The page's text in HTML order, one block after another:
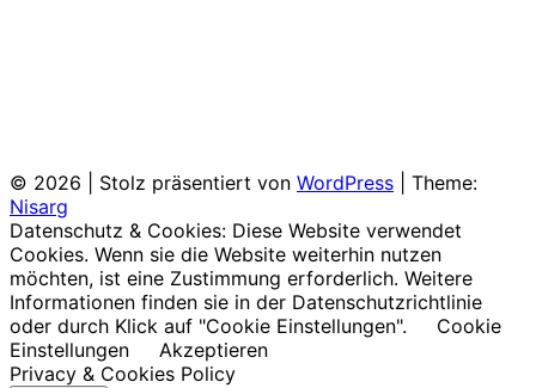
© 2026 Stolz präsentiert von WordPress
Theme:
Nisarg
Datenschutz & Cookies: Diese Website verwendet
Cookies. Wenn sie die Website weiterhin nutzen
möchten, ist eine Zustimmung erforderlich. Weitere
Informationen finden sie in der Datenschutzrichtlinie
oder durch Klick auf "Cookie Einstellungen".
Cookie
Einstellungen
Akzeptieren
Privacy & Cookies Policy